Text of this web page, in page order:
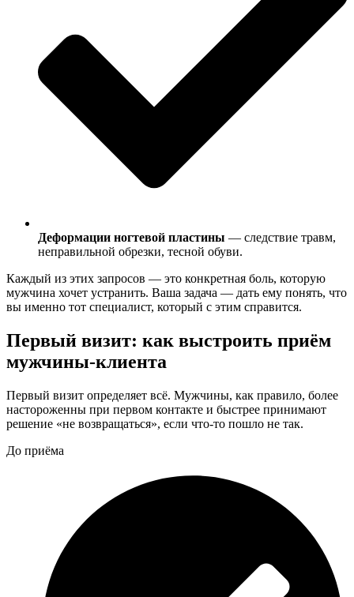
Деформации ногтевой пластины — следствие травм,
неправильной обрезки, тесной обуви.
Каждый из этих запросов — это конкретная боль, которую
мужчина хочет устранить. Ваша задача — дать ему понять, что
вы именно тот специалист, который с этим справится.
Первый визит: как выстроить приём
мужчины-клиента
Первый визит определяет всё. Мужчины, как правило, более
настороженны при первом контакте и быстрее принимают
решение «не возвращаться», если что-то пошло не так.
До приёма